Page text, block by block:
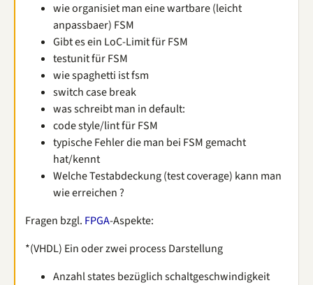
wie organisiet man eine wartbare (leicht
anpassbaer) FSM
Gibt es ein LoC-Limit für FSM
testunit für FSM
wie spaghetti ist fsm
switch case break
was schreibt man in default:
code style/lint für FSM
typische Fehler die man bei FSM gemacht
hat/kennt
Welche Testabdeckung (test coverage) kann man
wie erreichen ?
Fragen bzgl. FPGA-Aspekte:
*(VHDL) Ein oder zwei process Darstellung
Anzahl states bezüglich schaltgeschwindigkeit